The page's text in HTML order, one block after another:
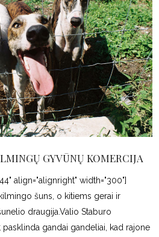
GYVŪNŲ KOMERCIJA
align="alignright" width="300"]
šuns, o kitiems gerai ir
draugija.Valio Staburo
gandai gandeliai, kad rajone